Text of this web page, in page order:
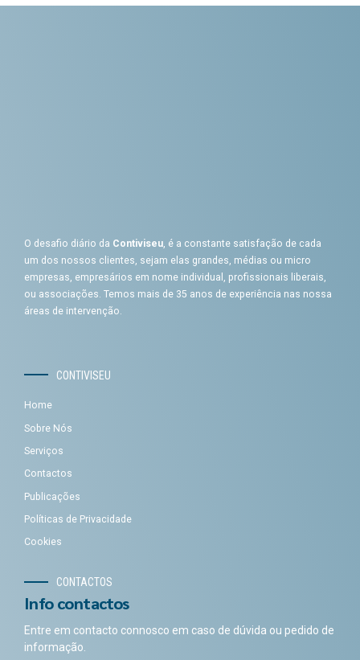
O desafio diário da Contiviseu, é a constante satisfação de cada
um dos nossos clientes, sejam elas grandes, médias ou micro
empresas, empresários em nome individual, profissionais liberais,
ou associações. Temos mais de 35 anos de experiência nas nossa
áreas de intervenção.
CONTIVISEU
Home
Sobre Nós
Serviços
Contactos
Publicações
Políticas de Privacidade
Cookies
CONTACTOS
Info contactos
Entre em contacto connosco em caso de dúvida ou pedido de
informação.